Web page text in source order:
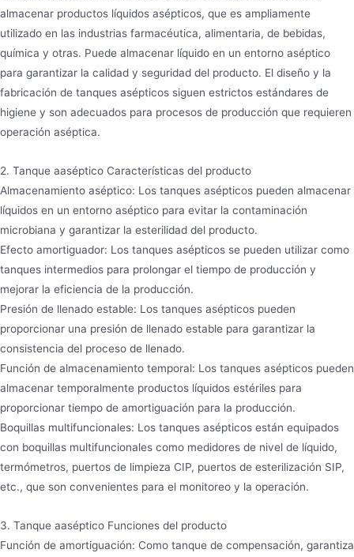
almacenar productos líquidos asépticos, que es ampliamente
utilizado en las industrias farmacéutica, alimentaria, de bebidas,
química y otras. Puede almacenar líquido en un entorno aséptico
para garantizar la calidad y seguridad del producto. El diseño y la
fabricación de tanques asépticos siguen estrictos estándares de
higiene y son adecuados para procesos de producción que requieren
operación aséptica.
2. Tanque aaséptico Características del producto
Almacenamiento aséptico: Los tanques asépticos pueden almacenar
líquidos en un entorno aséptico para evitar la contaminación
microbiana y garantizar la esterilidad del producto.
Efecto amortiguador: Los tanques asépticos se pueden utilizar como
tanques intermedios para prolongar el tiempo de producción y
mejorar la eficiencia de la producción.
Presión de llenado estable: Los tanques asépticos pueden
proporcionar una presión de llenado estable para garantizar la
consistencia del proceso de llenado.
Función de almacenamiento temporal: Los tanques asépticos pueden
almacenar temporalmente productos líquidos estériles para
proporcionar tiempo de amortiguación para la producción.
Boquillas multifuncionales: Los tanques asépticos están equipados
con boquillas multifuncionales como medidores de nivel de líquido,
termómetros, puertos de limpieza CIP, puertos de esterilización SIP,
etc., que son convenientes para el monitoreo y la operación.
3. Tanque aaséptico Funciones del producto
Función de amortiguación: Como tanque de compensación, garantiza